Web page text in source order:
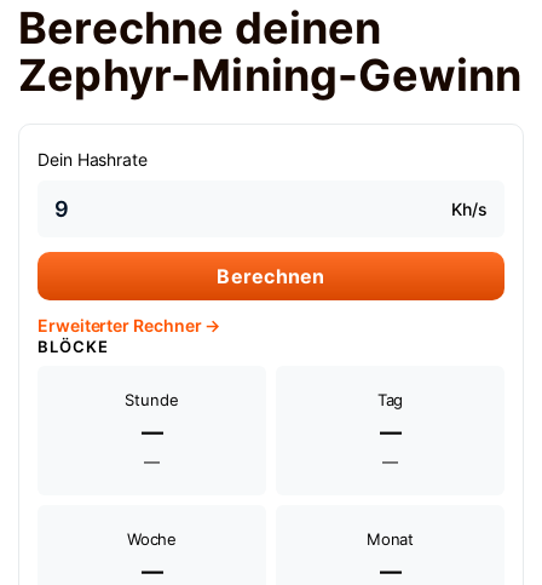
Berechne deinen
Zephyr-Mining-Gewinn
Dein Hashrate
Kh/s
Berechnen
Erweiterter Rechner →
BLÖCKE
Stunde
—
—
Tag
—
—
Woche
—
Monat
—